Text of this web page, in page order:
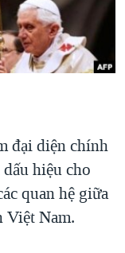
CUỘC'
đại diện chính
hiệu cho
quan hệ giữa
Việt Nam.